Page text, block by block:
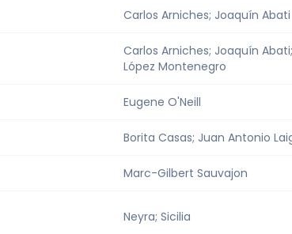
Carlos Arniches; Joaquín Abati
Carlos Arniches; Joaquín
López Montenegro
Eugene O'Neill
Borita Casas; Juan Antonio
Marc-Gilbert Sauvajon
Neyra; Sicilia